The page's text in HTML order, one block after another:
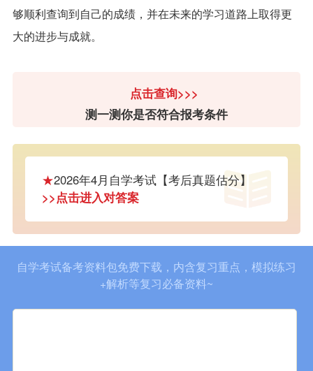
够顺利查询到自己的成绩，并在未来的学习道路上取得更
大的进步与成就。
点击查询>>>
测一测你是否符合报考条件
★2026年4月自学考试【考后真题估分】
>>点击进入对答案
自学考试备考资料包免费下载，内含复习重点，模拟练习
+解析等复习必备资料~